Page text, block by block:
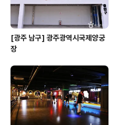
[광주 남구] 광주광역시국제양궁
장